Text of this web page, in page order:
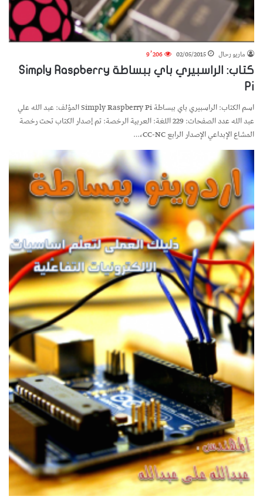
ماريو رحال 02/05/2015
9٬206
كتاب: الراسبيري باي ببساطة Simply Raspberry
Pi
اسم الكتاب: الراسبيري باي ببساطة Simply Raspberry Pi المؤلف: عبد الله علي
عبد الله عدد الصفحات: 229 اللغة: العربية الرخصة: تم إصدار الكتاب تحت رخصة
المشاع الإبداعي الإصدار الرابع CC-NC،…